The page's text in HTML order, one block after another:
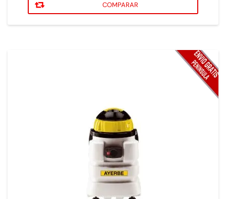
COMPARAR